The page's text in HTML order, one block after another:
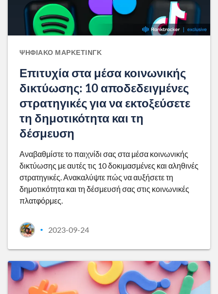
ΨΗΦΙΑΚΌ ΜΆΡΚΕΤΙΝΓΚ
Επιτυχία στα μέσα κοινωνικής
δικτύωσης: 10 αποδεδειγμένες
στρατηγικές για να εκτοξεύσετε
τη δημοτικότητα και τη
δέσμευση
Αναβαθμίστε το παιχνίδι σας στα μέσα κοινωνικής
δικτύωσης με αυτές τις 10 δοκιμασμένες και αληθινές
στρατηγικές. Ανακαλύψτε πώς να αυξήσετε τη
δημοτικότητα και τη δέσμευσή σας στις κοινωνικές
πλατφόρμες.
• 2023-09-24